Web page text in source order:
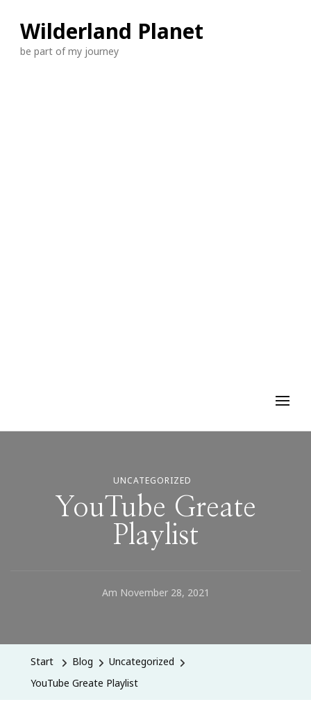
Wilderland Planet
be part of my journey
UNCATEGORIZED
YouTube Greate
Playlist
Am November 28, 2021
Start Blog
Uncategorized
YouTube Greate Playlist